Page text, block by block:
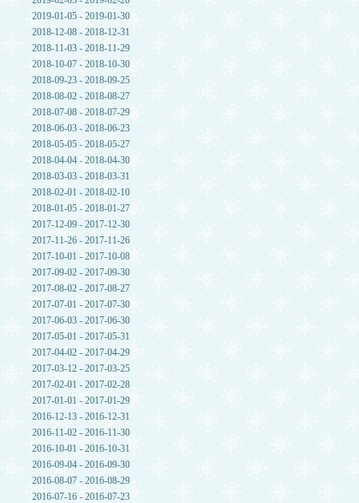
2019-01-05 - 2019-01-30
2018-12-08 - 2018-12-31
2018-11-03 - 2018-11-29
2018-10-07 - 2018-10-30
2018-09-23 - 2018-09-25
2018-08-02 - 2018-08-27
2018-07-08 - 2018-07-29
2018-06-03 - 2018-06-23
2018-05-05 - 2018-05-27
2018-04-04 - 2018-04-30
2018-03-03 - 2018-03-31
2018-02-01 - 2018-02-10
2018-01-05 - 2018-01-27
2017-12-09 - 2017-12-30
2017-11-26 - 2017-11-26
2017-10-01 - 2017-10-08
2017-09-02 - 2017-09-30
2017-08-02 - 2017-08-27
2017-07-01 - 2017-07-30
2017-06-03 - 2017-06-30
2017-05-01 - 2017-05-31
2017-04-02 - 2017-04-29
2017-03-12 - 2017-03-25
2017-02-01 - 2017-02-28
2017-01-01 - 2017-01-29
2016-12-13 - 2016-12-31
2016-11-02 - 2016-11-30
2016-10-01 - 2016-10-31
2016-09-04 - 2016-09-30
2016-08-07 - 2016-08-29
2016-07-16 - 2016-07-23